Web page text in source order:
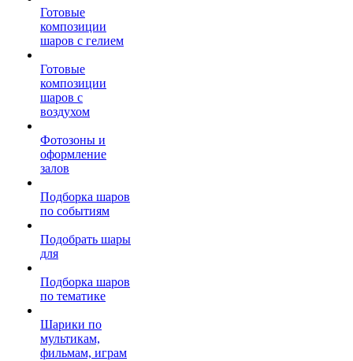
Готовые
композиции
шаров с гелием
Готовые
композиции
шаров с
воздухом
Фотозоны и
оформление
залов
Подборка шаров
по событиям
Подобрать шары
для
Подборка шаров
по тематике
Шарики по
мультикам,
фильмам, играм